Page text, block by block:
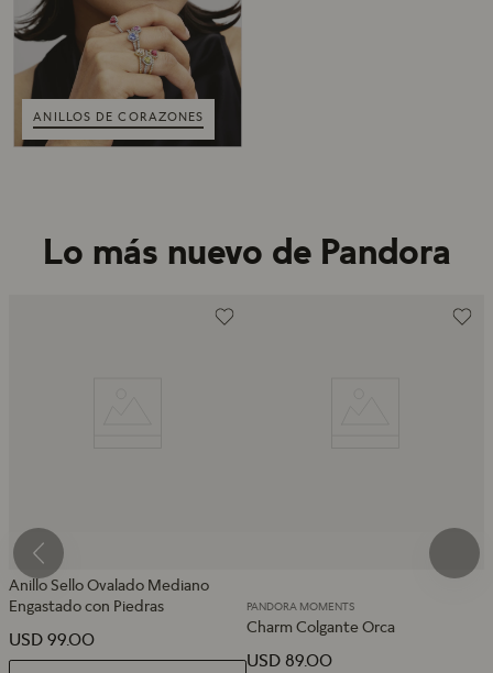
ANILLOS DE CORAZONES
Lo más nuevo de Pandora
Anillo Sello Ovalado Mediano
Engastado con Piedras
USD 99.00
PANDORA MOMENTS
Charm Colgante Orca
USD 89.00